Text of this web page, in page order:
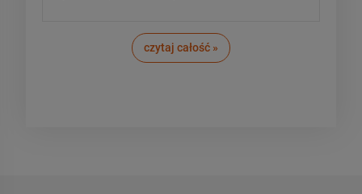
czytaj całość »